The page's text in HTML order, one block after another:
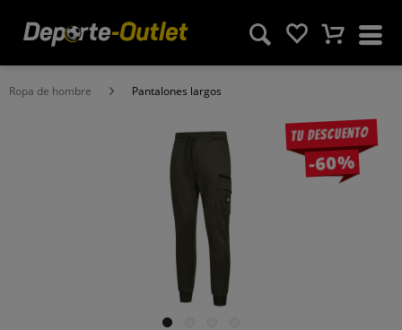
Ropa de hombre Pantalones largos
Tu descuento
-60%